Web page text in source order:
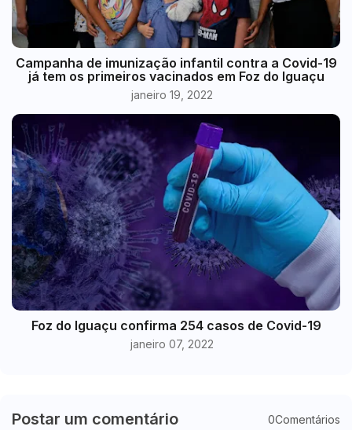
Campanha de imunização infantil contra a Covid-19
já tem os primeiros vacinados em Foz do Iguaçu
janeiro 19, 2022
Foz do Iguaçu confirma 254 casos de Covid-19
janeiro 07, 2022
Postar um comentário 0Comentários